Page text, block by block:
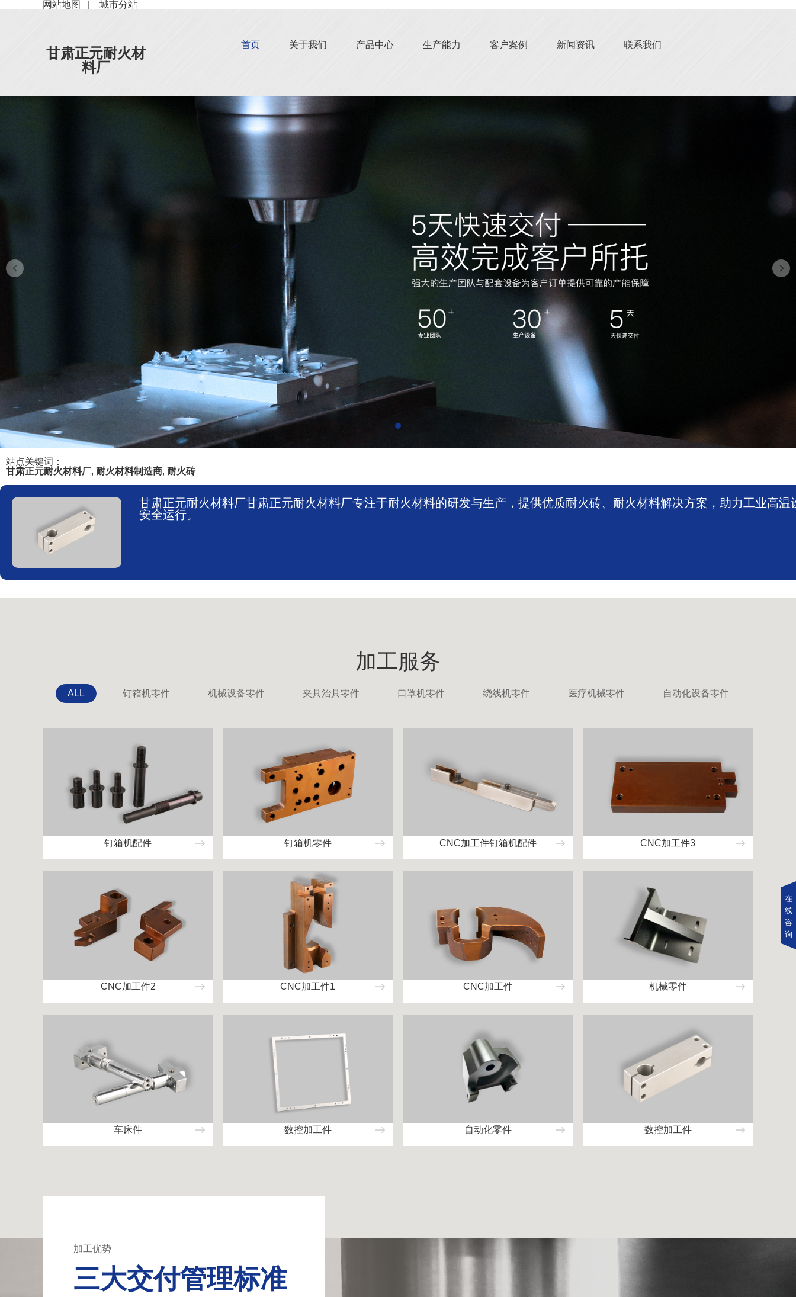
网站地图 城市分站
甘肃正元耐火材
料厂
首页 关于我们 产品中心 生产能力 客户案例 新闻资讯 联系我们
站点关键词：
甘肃正元耐火材料厂, 耐火材料制造商, 耐火砖
甘肃正元耐火材料厂甘肃正元耐火材料厂专注于耐火材料的研发与生产，提供优质耐火砖、耐火材料解决方案，助力工业高温
安全运行。
加工服务
ALL 钉箱机零件 机械设备零件 夹具治具零件 口罩机零件 绕线机零件 医疗机械零件 自动化设备零件
钉箱机配件 钉箱机零件 CNC加工件钉箱机配件 CNC加工件3
CNC加工件2 CNC加工件1 CNC加工件 机械零件
车床件 数控加工件 自动化零件 数控加工件
加工优势
三大交付管理标准
在
线
咨
询